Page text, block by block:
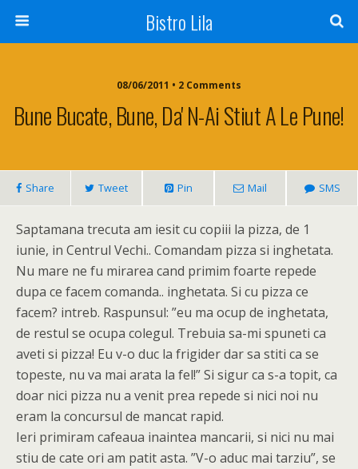
Bistro Lila
08/06/2011 • 2 Comments
Bune Bucate, Bune, Da' N-Ai Stiut A Le Pune!
Share Tweet Pin Mail SMS
Saptamana trecuta am iesit cu copiii la pizza, de 1
iunie, in Centrul Vechi.. Comandam pizza si inghetata.
Nu mare ne fu mirarea cand primim foarte repede
dupa ce facem comanda.. inghetata. Si cu pizza ce
facem? intreb. Raspunsul: ”eu ma ocup de inghetata,
de restul se ocupa colegul. Trebuia sa-mi spuneti ca
aveti si pizza! Eu v-o duc la frigider dar sa stiti ca se
topeste, nu va mai arata la fel!” Si sigur ca s-a topit, ca
doar nici pizza nu a venit prea repede si nici noi nu
eram la concursul de mancat rapid.
Ieri primiram cafeaua inaintea mancarii, si nici nu mai
stiu de cate ori am patit asta. ”V-o aduc mai tarziu”, se